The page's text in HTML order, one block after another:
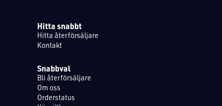
Hitta snabbt
Hitta återförsäljare
Kontakt
Snabbval
Bli återförsäljare
Om oss
Orderstatus